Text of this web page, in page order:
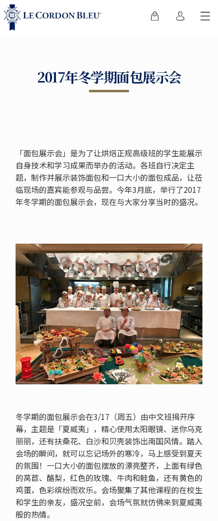
2017年冬学期面包展示会
「面包展示会」是为了让烘焙正规高级班的学生能展示
自身技术和学习成果而举办的活动。各班自行决定主
题，制作并展示装饰面包和一口大小的面包成品，让莅
临现场的嘉宾能参观与品尝。今年3月底，举行了2017
年冬学期的面包展示会，现在与大家分享当时的盛况。
冬学期的面包展示会在3/17（周五）由中文班揭开序
幕，主题是「夏威夷」，精心使用太阳眼镜、迷你乌克
丽丽，还有扶桑花、白沙和贝壳装饰出南国风情。踏入
会场的瞬间，就可以忘记场外的寒冷，马上感受到夏天
的氛围！一口大小的面包摆放的漂亮整齐，上面有绿色
的莴苣、酪梨，红色的玫瑰、牛肉和鲑鱼，还有黄色的
鸡蛋，色彩缤纷而欢乐。会场聚集了其他课程的在校生
和学生的亲友，盛况空前，会场气氛就仿佛来到夏威夷
般的热情。